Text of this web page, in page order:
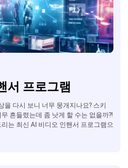
서 프로그램
을 다시 보니 너무 뭉개지나요? 스키
흔들렸는데 좀 낫게 할 수는 없을까?!
는 최신 AI 비디오 인핸서 프로그램으